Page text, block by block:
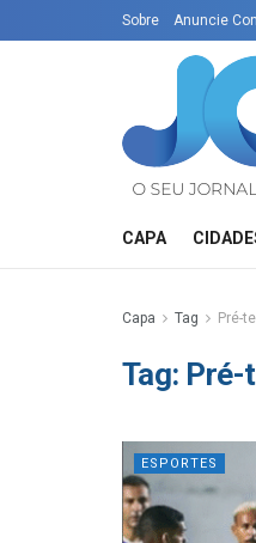
Sobre Anuncie
CAPA
Capa Tag Pré-
Tag: Pré-
ESPORTES